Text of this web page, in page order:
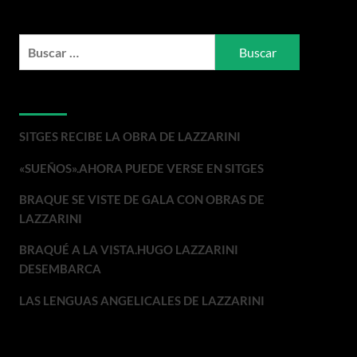
SITGES RECIBE LA OBRA DE LAZZARINI
«SUEÑOS».AHORA PUEDE VERSE EN SITGES
BRAQUE SE VISTE DE GALA CON OBRAS DE
LAZZARINI
BRAQUÉ A LA VISTA.HUGO LAZZARINI
DESEMBARCA
LAS LENGUAS ANGELICALES DE LAZZARINI